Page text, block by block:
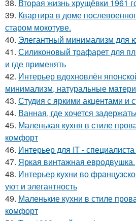
38. Вторая жизнь хрущёвки 1961
39. Квартира в доме
старом мокотуве.
40. Элегантный минимализм для
41. Силиконовый трафарет для
и где применять
42. Интерьер вдохновлён
минимализм, натуральные
43. Студия с яркими акцентами и
44. Ванная, где хочется
45. Маленькая кухня в стиле
комфорт
46. Интерьер для IT -
47. Яркая винтажная евродвушка.
48. Интерьер кухни во
уют и элегантность
49. Маленькие кухни в стиле
комфорт